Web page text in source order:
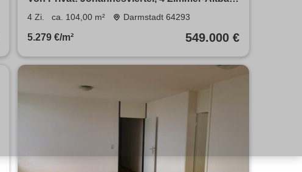
2 Bäder, Balkon
4 Zi. ca. 104,00 m² Darmstadt 64293
5.279 €/m² 549.000 €